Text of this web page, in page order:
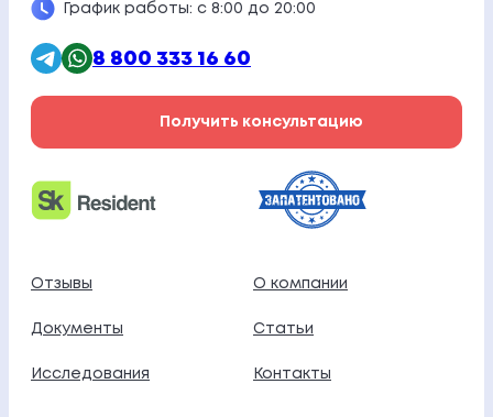
График работы: с 8:00 до 20:00
8 800 333 16 60
Получить консультацию
Отзывы О компании
Документы Статьи
Исследования Контакты